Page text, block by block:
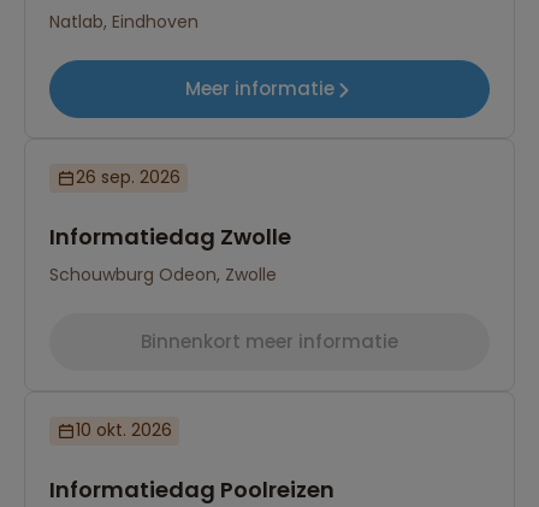
Natlab, Eindhoven
Meer informatie
26 sep. 2026
Informatiedag Zwolle
Schouwburg Odeon, Zwolle
Binnenkort meer informatie
10 okt. 2026
Informatiedag Poolreizen